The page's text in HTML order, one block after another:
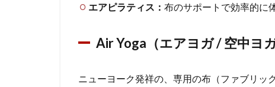
ソナ
ッス
ン
ンツ
エアピラティス： 布のサポートで効率的に
Air Yoga（エアヨガ / 空中ヨ
ニューヨーク発祥の、専用の布（ファブリッ